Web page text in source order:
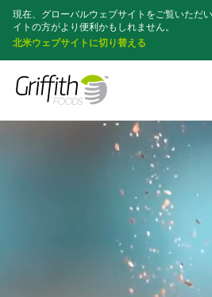
現在、グローバルウェブサイトをご覧いただ
イトの方がより便利かもしれません。
北米ウェブサイトに切り替える
索